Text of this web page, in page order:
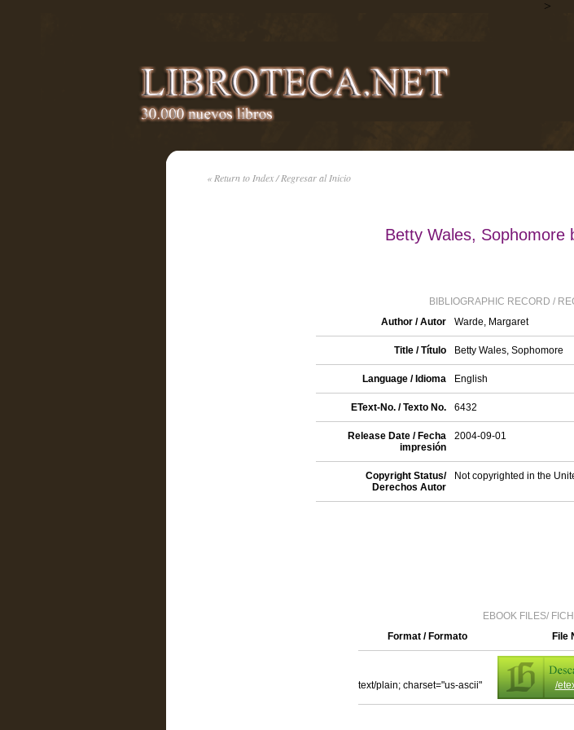
>
« Return to Index / Regresar al Inicio
Betty Wales, Sophomore
BIBLIOGRAPHIC RECORD /
Author / Autor
Warde, Margaret
Title / Título Betty Wales, Sophomore
Language / Idioma English
EText-No. / Texto No. 6432
Release Date / Fecha
impresión
2004-09-01
Copyright Status/
Derechos Autor
Not copyrighted in the
EBOOK FILES/
Format / Formato
File
text/plain; charset="us-ascii" /